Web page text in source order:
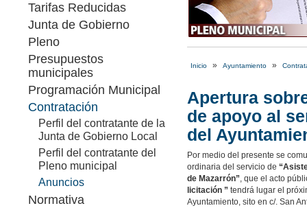
Tarifas Reducidas
Junta de Gobierno
Pleno
Presupuestos
municipales
Programación Municipal
Contratación
Perfil del contratante de la
Junta de Gobierno Local
Perfil del contratante del
Pleno municipal
Anuncios
Normativa
Inicio » Ayuntamiento »
Apertura
de apoyo al
del
Por medio del presente se
ordinaria del servicio de
de Mazarrón”, que el acto
licitación ” tendrá lugar el
Ayuntamiento, sito en c/. San